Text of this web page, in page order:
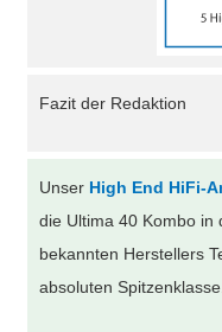
Fazit der Redaktion
Unser High End HiFi-
die Ultima 40 Kombo in
bekannten Herstellers
absoluten Spitzenklasse.